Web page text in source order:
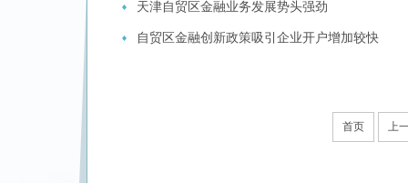
天津自贸区金融业务发展势头强劲
自贸区金融创新政策吸引企业开户增加较快
首页 上